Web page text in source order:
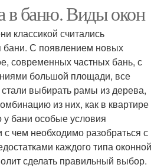
в баню. Виды окон
классикой считались
бани. С появлением новых
современных частных бань, с
большой площади, все
выбирать рамы из дерева,
из них, как в квартире
бани особые условия
с чем необходимо разобраться с
каждого типа оконной
сделать правильный выбор.